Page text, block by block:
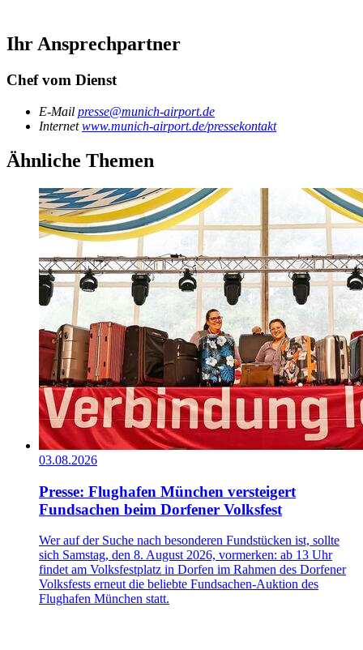
Ihr Ansprechpartner
Chef vom Dienst
E-Mail presse@munich-airport.de
Internet www.munich-airport.de/pressekontakt
Ähnliche Themen
03.08.2026
Presse: Flughafen München versteigert
Fundsachen beim Dorfener Volksfest
Wer auf der Suche nach besonderen Fundstücken ist, sollte
sich Samstag, den 8. August 2026, vormerken: ab 13 Uhr
findet am Volksfestplatz in Dorfen im Rahmen des Dorfener
Volksfests erneut die beliebte Fundsachen-Auktion des
Flughafen München statt.